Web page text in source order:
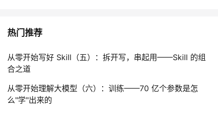
热门推荐
从零开始写好 Skill（五）：拆开写，串起用——Skill 的组
合之道
从零开始理解大模型（六）：训练——70 亿个参数是怎
么"学"出来的